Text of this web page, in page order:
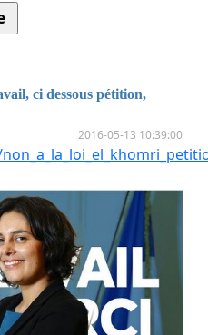
ci dessous pétition,
2016-05-13 10:39:00